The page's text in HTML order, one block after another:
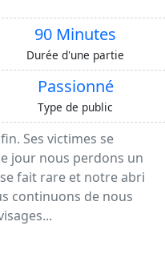
90 Minutes
Durée d'une partie
Passionné
Type de public
Ses victimes se
jour nous perdons un
fait rare et notre abri
continuons de nous